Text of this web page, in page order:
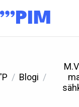
'P Blogi